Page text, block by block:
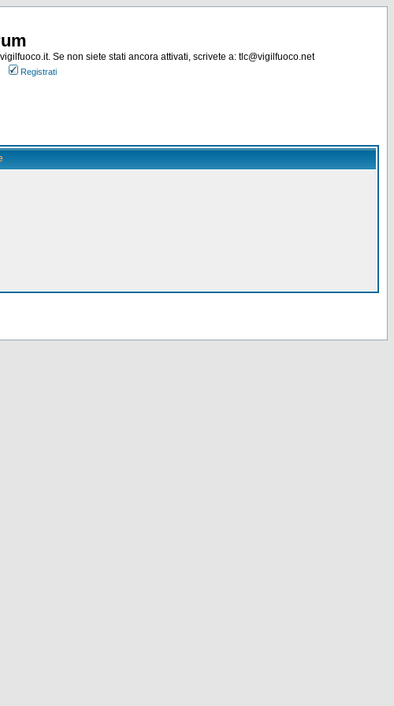
Se non siete stati ancora attivati, scrivete a: tlc@vigilfuoco.net
Registrati